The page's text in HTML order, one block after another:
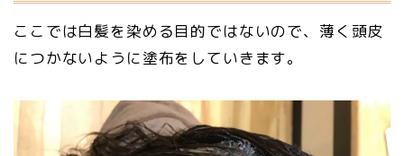
ここでは白髪を染める目的ではないので、薄く頭皮
につかないように塗布をしていきます。